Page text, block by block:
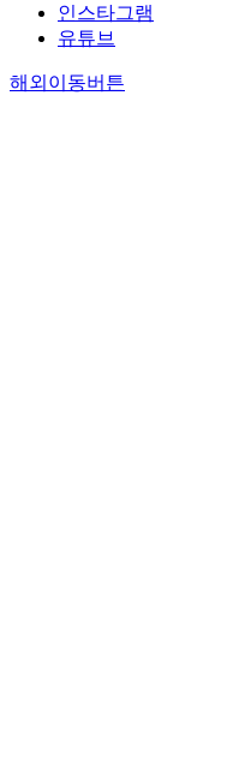
인스타그램
유튜브
해외이동버튼